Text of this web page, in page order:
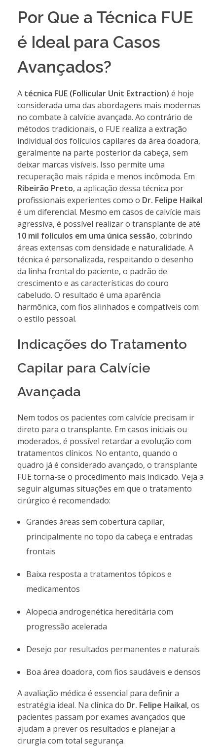
Por Que a Técnica FUE
é Ideal para Casos
Avançados?
A técnica FUE (Follicular Unit Extraction) é hoje
considerada uma das abordagens mais modernas
no combate à calvície avançada. Ao contrário de
métodos tradicionais, o FUE realiza a extração
individual dos folículos capilares da área doadora,
geralmente na parte posterior da cabeça, sem
deixar marcas visíveis. Isso permite uma
recuperação mais rápida e menos incômoda. Em
Ribeirão Preto, a aplicação dessa técnica por
profissionais experientes como o Dr. Felipe Haikal
é um diferencial. Mesmo em casos de calvície mais
agressiva, é possível realizar o transplante de até
10 mil folículos em uma única sessão, cobrindo
áreas extensas com densidade e naturalidade. A
técnica é personalizada, respeitando o desenho
da linha frontal do paciente, o padrão de
crescimento e as características do couro
cabeludo. O resultado é uma aparência
harmônica, com fios alinhados e compatíveis com
o estilo pessoal.
Indicações do Tratamento
Capilar para Calvície
Avançada
Nem todos os pacientes com calvície precisam ir
direto para o transplante. Em casos iniciais ou
moderados, é possível retardar a evolução com
tratamentos clínicos. No entanto, quando o
quadro já é considerado avançado, o transplante
FUE torna-se o procedimento mais indicado. Veja a
seguir algumas situações em que o tratamento
cirúrgico é recomendado:
Grandes áreas sem cobertura capilar,
principalmente no topo da cabeça e entradas
frontais
Baixa resposta a tratamentos tópicos e
medicamentos
Alopecia androgenética hereditária com
progressão acelerada
Desejo por resultados permanentes e naturais
Boa área doadora, com fios saudáveis e densos
A avaliação médica é essencial para definir a
estratégia ideal. Na clínica do Dr. Felipe Haikal, os
pacientes passam por exames avançados que
ajudam a prever os resultados e planejar a
cirurgia com total segurança.